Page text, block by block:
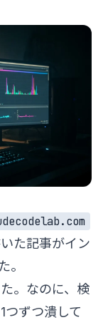
た記事がイン
。
。なのに、検
つずつ潰して